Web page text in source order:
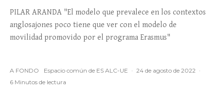
PILAR ARANDA "El modelo que prevalece en los contextos
anglosajones poco tiene que ver con el modelo de
movilidad promovido por el programa Erasmus"
A FONDO Espacio común de ES ALC-UE · 24 de agosto de 2022 ·
6 Minutos de lectura